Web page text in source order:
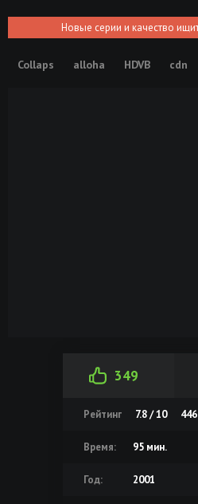
Новые серии и качество
Collaps alloha HDVB cdn
349
Рейтинг 7.8 / 10 446
Время: 95 мин.
Год: 2001